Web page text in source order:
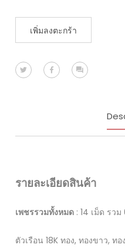
เพิ่มลงตะกร้า
รายละเอียดสินค้า
เพชรรวมทั้งหมด : 14 เม็ด รว
ตัวเรือน 18K ทอง, ทองขาว, ท